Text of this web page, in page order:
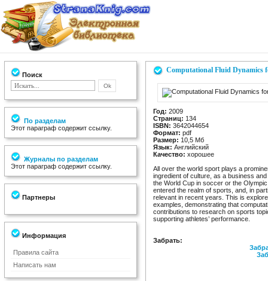
Поиск
По разделам
Этот параграф содержит ссылку.
Журналы по разделам
Этот параграф содержит ссылку.
Партнеры
Информация
Правила сайта
Написать нам
Computational Fluid Dynamics
Год: 2009
Страниц: 134
ISBN: 3642044654
Формат: pdf
Размер: 10,5 Мб
Язык: Английский
Качество: хорошее
All over the world sport plays a
ingredient of culture, as a business
the World Cup in soccer or the
entered the realm of sports, and, in
relevant in recent years. This is
examples, demonstrating that
contributions to research on sports
supporting athletes’ performance.
Забрать: